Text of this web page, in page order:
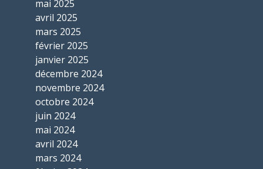
mai 2025
avril 2025
mars 2025
février 2025
janvier 2025
décembre 2024
novembre 2024
octobre 2024
juin 2024
mai 2024
avril 2024
mars 2024